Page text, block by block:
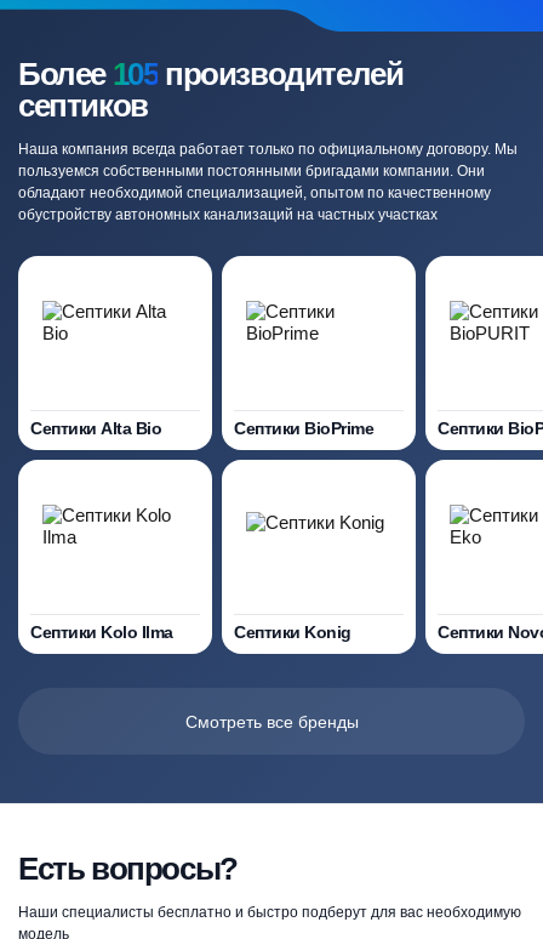
Более 105 производителей
септиков
Наша компания всегда работает только по официальному договору. Мы
пользуемся собственными постоянными бригадами компании. Они
обладают необходимой специализацией, опытом по качественному
обустройству автономных канализаций на частных участках
Септики Alta Bio Септики BioPrime Септики
Септики Kolo Ilma Септики Konig Септики
Смотреть все бренды
Есть вопросы?
Наши специалисты бесплатно и быстро подберут для вас необходимую
модель